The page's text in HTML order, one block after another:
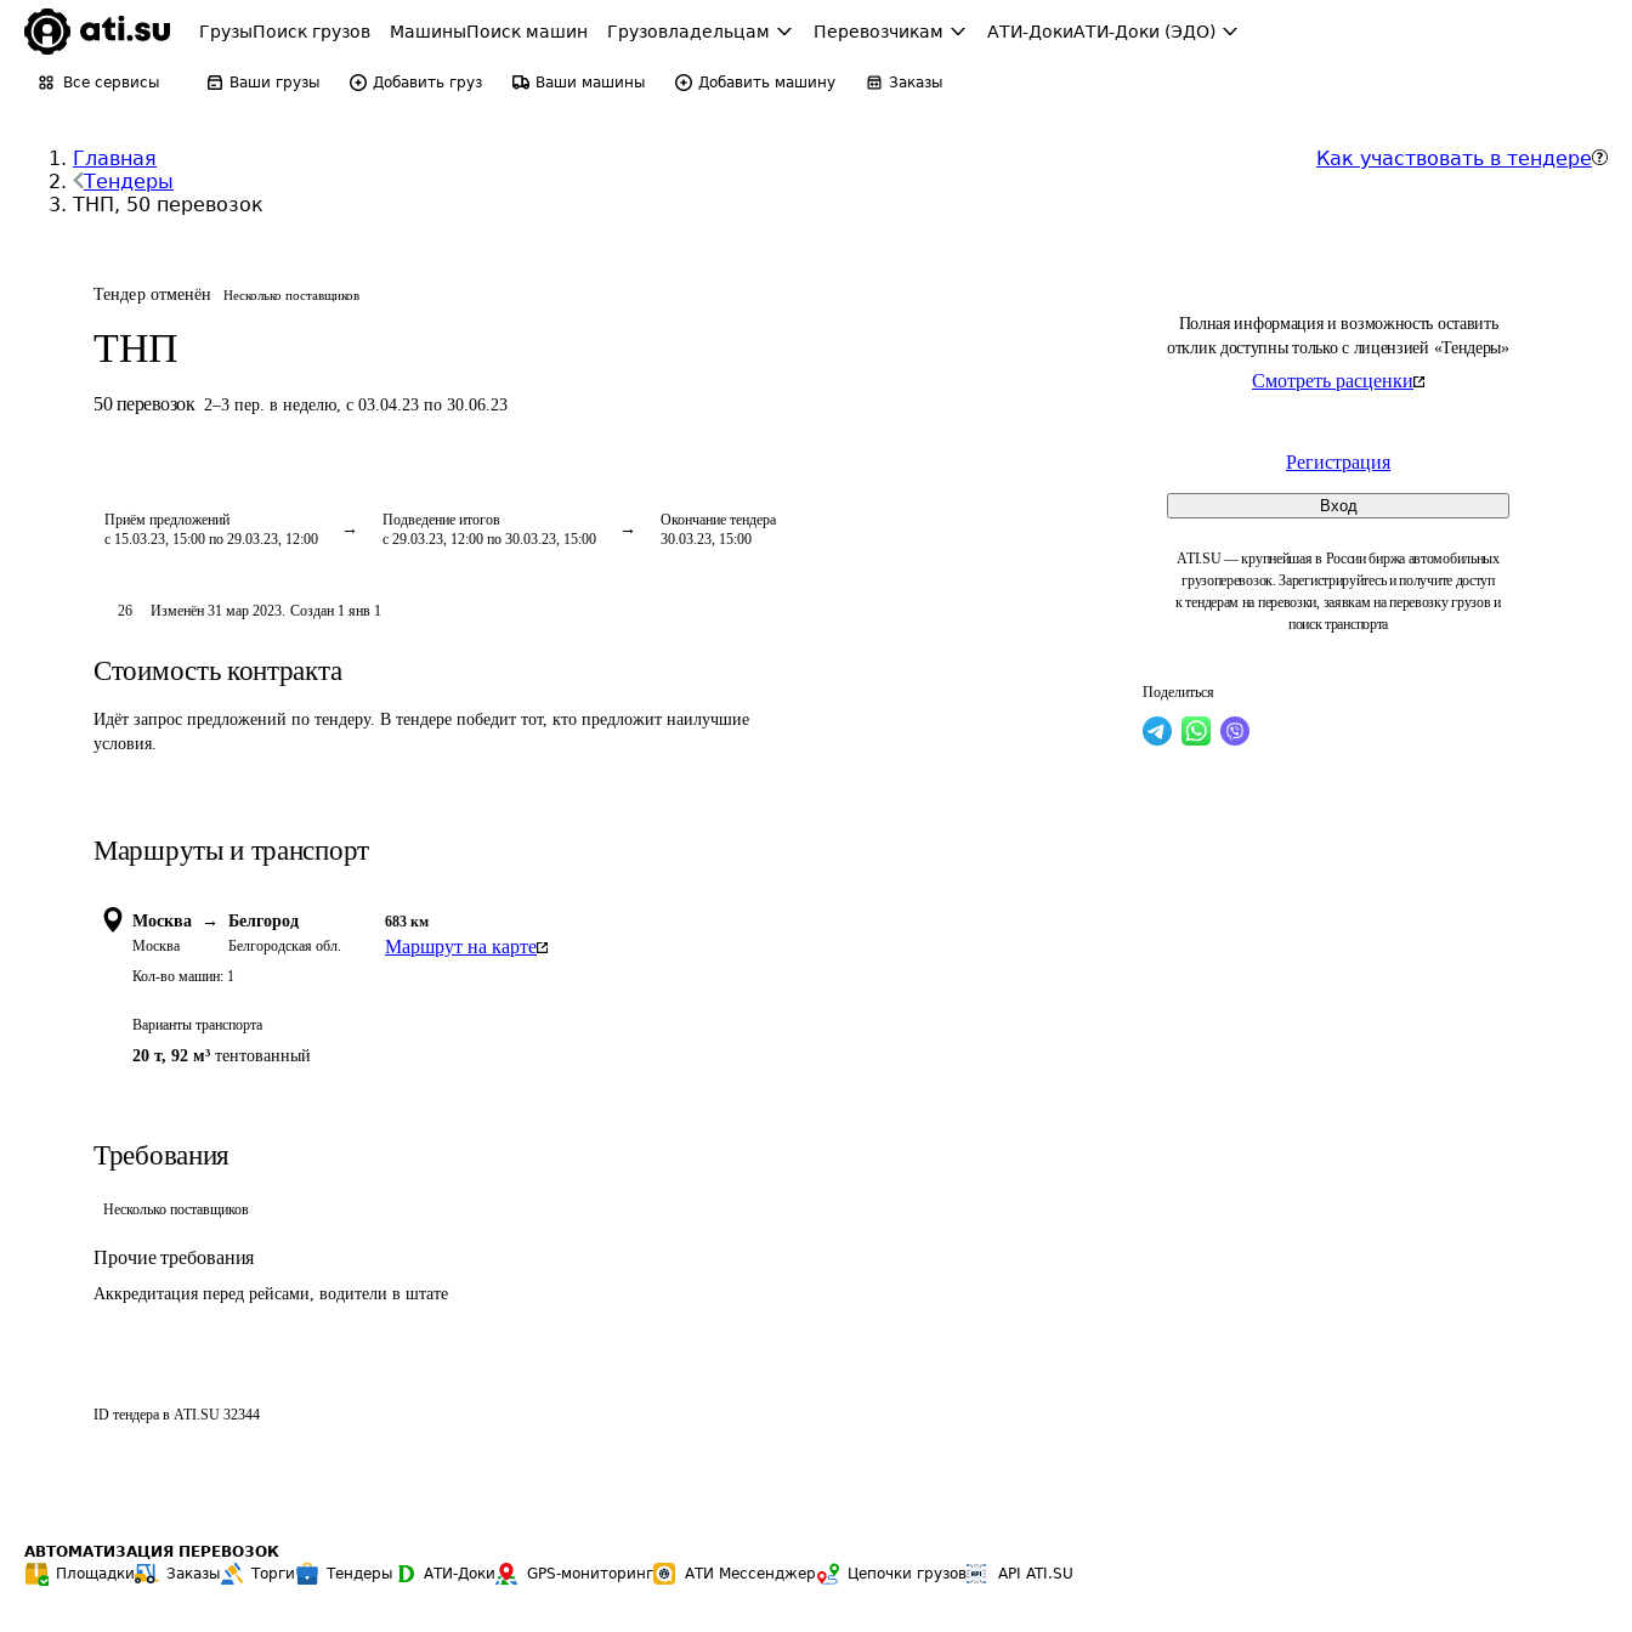
ГрузыПоиск грузов МашиныПоиск машин Грузовладельцам Перевозчикам АТИ-ДокиАТИ-Доки (ЭДО)
Все сервисы Ваши грузы Добавить груз Ваши машины Добавить машину Заказы
Главная
Тендеры
ТНП, 50 перевозок
Как участвовать в тендере
Тендер отменён Несколько поставщиков
ТНП
50 перевозок 2–3 пер. в неделю, с 03.04.23 по 30.06.23
Приём предложений
с 15.03.23, 15:00 по 29.03.23, 12:00
Подведение итогов
с 29.03.23, 12:00 по 30.03.23, 15:00
Окончание тендера
30.03.23, 15:00
Полная информация и возможность оставить
отклик доступны только с лицензией «Тендеры»
Смотреть расценки
Регистрация
Вход
ATI.SU — крупнейшая в России биржа автомобильных
грузоперевозок. Зарегистрируйтесь и получите доступ
к тендерам на перевозки, заявкам на перевозку грузов и
поиск транспорта
Поделиться
26 Изменён31 мар 2023. Создан 1 янв 1
Стоимость контракта
Идёт запрос предложений по тендеру. В тендере победит тот, кто предложит наилучшие
условия.
Маршруты и транспорт
Москва →
Москва
Белгород
Белгородская обл.
683 км
Маршрут на карте
Кол-во машин: 1
Варианты транспорта
20 т, 92 м³ тентованный
Требования
Несколько поставщиков
Прочие требования
Аккредитация перед рейсами, водители в штате
ID тендера в ATI.SU 32344
АВТОМАТИЗАЦИЯ ПЕРЕВОЗОК
Площадки
Заказы Торги Тендеры АТИ-Доки GPS-мониторинг АТИ Мессенджер Цепочки грузов API ATI.SU